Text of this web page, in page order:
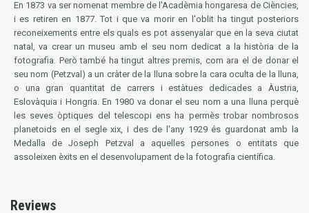
En 1873 va ser nomenat membre de l'Acadèmia hongaresa de Ciències,
i es retiren en 1877. Tot i que va morir en l'oblit ha tingut posteriors
reconeixements entre els quals es pot assenyalar que en la seva ciutat
natal, va crear un museu amb el seu nom dedicat a la història de la
fotografia. Però també ha tingut altres premis, com ara el de donar el
seu nom (Petzval) a un cràter de la lluna sobre la cara oculta de la lluna,
o una gran quantitat de carrers i estàtues dedicades a Àustria,
Eslovàquia i Hongria. En 1980 va donar el seu nom a una lluna perquè
les seves òptiques del telescopi ens ha permès trobar nombrosos
planetoids en el segle xix, i des de l'any 1929 és guardonat amb la
Medalla de Joseph Petzval
a aquelles persones o entitats que
assoleixen èxits en el desenvolupament de la fotografia científica.
Reviews